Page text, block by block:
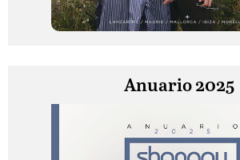
Anuario 2025